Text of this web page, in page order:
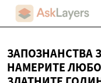
ЗАПОЗНАНСТВА
НАМЕРИТЕ